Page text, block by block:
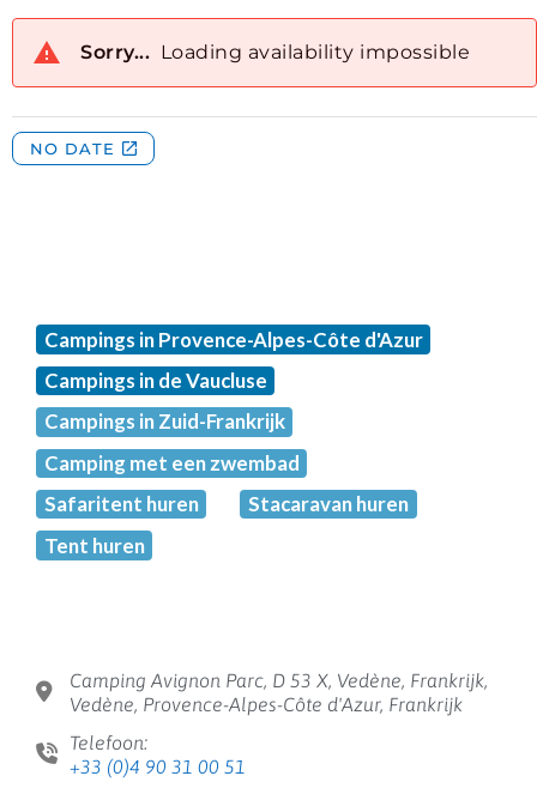
Campings in Provence-Alpes-Côte d'Azur
Campings in de Vaucluse
Campings in Zuid-Frankrijk
Camping met een zwembad
Safaritent huren
Stacaravan huren
Tent huren
Camping Avignon Parc, D 53 X, Vedène, Frankrijk,
Vedène, Provence-Alpes-Côte d'Azur, Frankrijk
Telefoon:
+33 (0)4 90 31 00 51